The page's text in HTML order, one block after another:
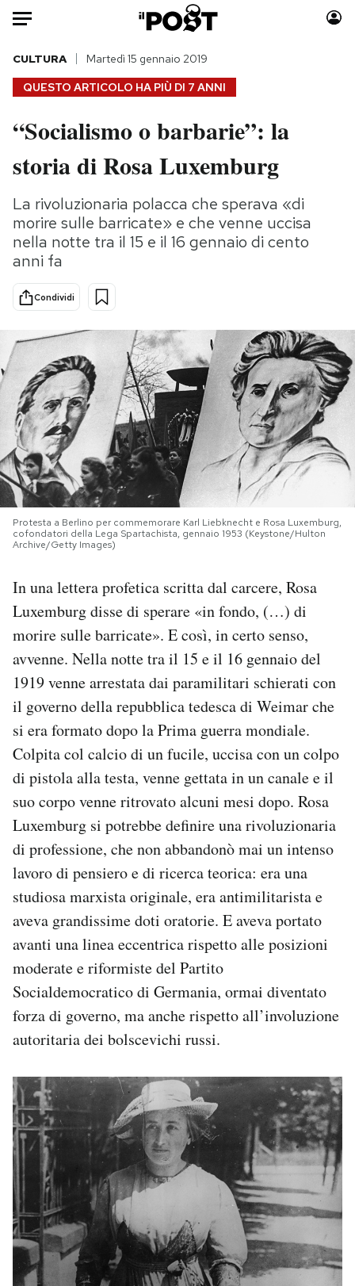
Auto
HOME
Italia
Politica
Tecnologia
Internet
Scienza
Cultura
Economia
Moda
Consumismi
Storie/Idee
Ok Boomer!
Media
PODCAST
NEWSLETTER
I MIEI PREFERITI
SHOP
CALENDARIO
Area Personale
Newsletter
Notifiche mobile
Hai bisogno di aiuto?
Esci
QUESTO ARTICOLO HA PIÙ DI 7 ANNI
CULTURA Martedì 15 gennaio 2019
“Socialismo o barbarie”: la
storia di Rosa Luxemburg
La rivoluzionaria polacca che sperava «di
morire sulle barricate» e che venne uccisa
nella notte tra il 15 e il 16 gennaio di cento
anni fa
Condividi
Protesta a Berlino per commemorare Karl Liebknecht e Rosa Luxemburg,
cofondatori della Lega Spartachista, gennaio 1953 (Keystone/Hulton
Archive/Getty Images)
In una lettera profetica scritta dal carcere, Rosa
Luxemburg disse di sperare «in fondo, (…) di
morire sulle barricate». E così, in certo senso,
avvenne. Nella notte tra il 15 e il 16 gennaio del
1919 venne arrestata dai paramilitari schierati con
il governo della repubblica tedesca di Weimar che
si era formato dopo la Prima guerra mondiale.
Colpita col calcio di un fucile, uccisa con un colpo
di pistola alla testa, venne gettata in un canale e il
suo corpo venne ritrovato alcuni mesi dopo. Rosa
Luxemburg si potrebbe definire una rivoluzionaria
di professione, che non abbandonò mai un intenso
lavoro di pensiero e di ricerca teorica: era una
studiosa marxista originale, era antimilitarista e
aveva grandissime doti oratorie. E aveva portato
avanti una linea eccentrica rispetto alle posizioni
moderate e riformiste del Partito
Socialdemocratico di Germania, ormai diventato
forza di governo, ma anche rispetto all’involuzione
autoritaria dei bolscevichi russi.